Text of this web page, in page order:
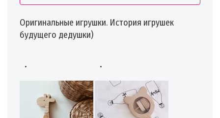
Оригинальные игрушки. История игрушек
будущего дедушки)
. .